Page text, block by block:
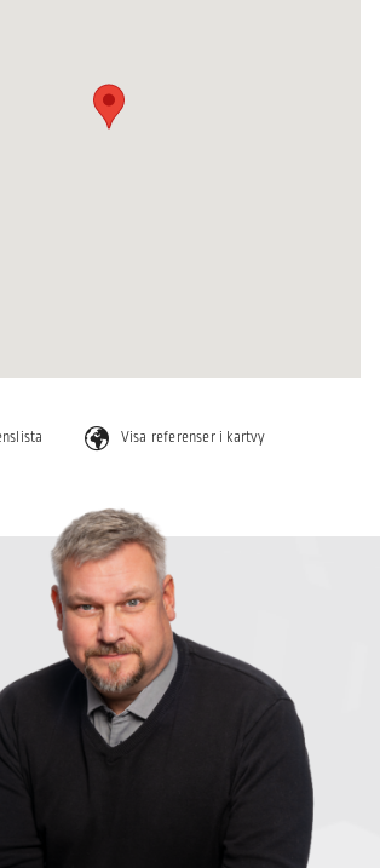
Visa referenser i kartvy